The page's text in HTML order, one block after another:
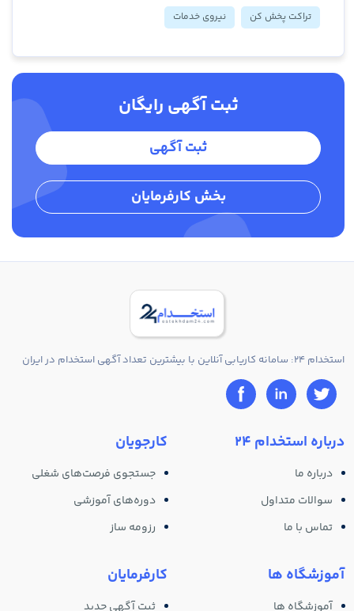
تراکت پخش کن
نیروی خدمات
ثبت آگهی رایگان
ثبت آگهی
بخش کارفرمایان
استخدام 24: سامانه کاریابی آنلاین با بیشترین تعداد آگهی استخدام در ایران
درباره استخدام 24
درباره ما
سوالات متداول
تماس با ما
آموزشگاه ها
آموزشگاه ها
کارجویان
جستجوی فرصت‌های شغلی
دوره‌های آموزشی
رزومه ساز
کارفرمایان
ثبت آگهی جدید